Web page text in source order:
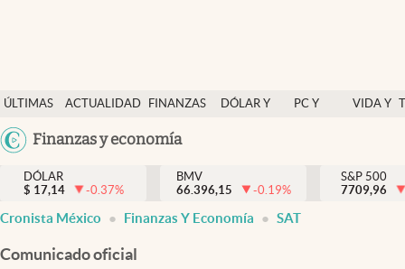
ÚLTIMAS
NOTICIAS
ACTUALIDAD
FINANZAS
DÓLAR Y
PC Y
VIDA Y
México
Finanzas y economía
Actualidad
Finanzas y economía
Dólar y mercados
DÓLAR
$ 17,14 -0.37%
BMV
66.396,15
-0.19%
S&P 500
7709,96
Cronista México Finanzas Y Economía SAT
Comunicado oficial